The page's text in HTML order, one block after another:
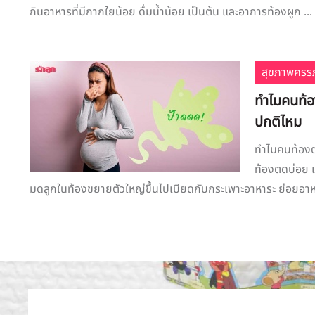
กินอาหารที่มีกากใยน้อย ดื่มน้ำน้อย เป็นต้น และอาการท้องผูก ...
สุขภาพคร
ทำไมคน
ปกติไหม
ทำไมคนท้อ
ท้องตดบ่อย
มดลูกในท้องขยายตัวใหญ่ขึ้นไปเบียดกับกระเพาะอาหาระ ย่อยอา